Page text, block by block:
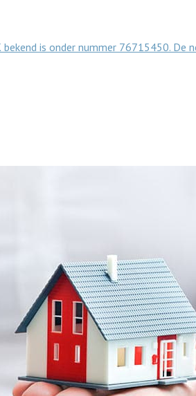
bekend is onder nummer 76715450.